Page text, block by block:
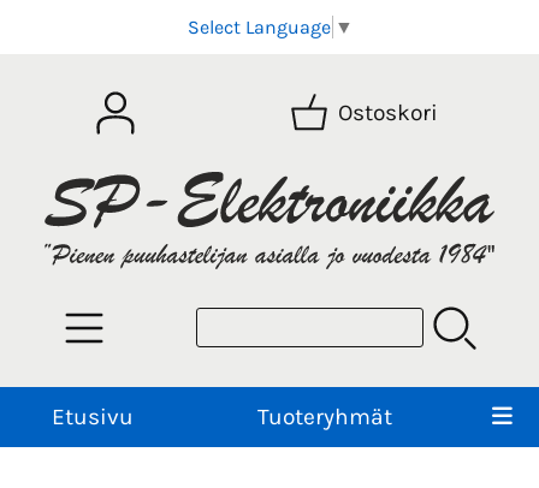
Select Language ▼
Ostoskori
Etusivu Tuoteryhmät